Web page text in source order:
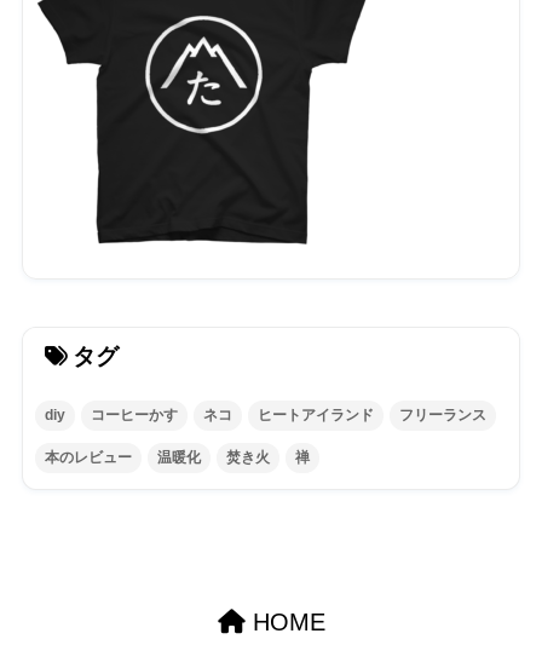
タグ
diy コーヒーかす ネコ ヒートアイランド フリーランス
本のレビュー 温暖化 焚き火 禅
HOME